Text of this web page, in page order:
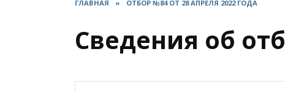
ГЛАВНАЯ » ОТБОР №84 ОТ 28 АПРЕЛЯ 2022 ГОДА
Сведения об